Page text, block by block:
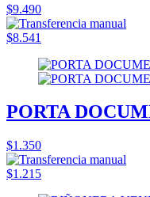
$9.490
$8.541
PORTA
$1.350
$1.215